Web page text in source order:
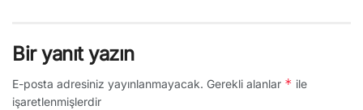
Bir yanıt yazın
E-posta adresiniz yayınlanmayacak. Gerekli alanlar * ile
işaretlenmişlerdir